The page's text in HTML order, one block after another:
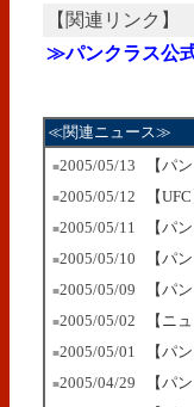
【関連リンク】
≫パンクラス公
≪関連ニュース≫
■2005/05/13 【パ
■2005/05/12 【
■2005/05/11 【パ
■2005/05/10 【パ
■2005/05/09 【パ
■2005/05/02 【ニ
■2005/05/01 【パ
■2005/04/29 【パ